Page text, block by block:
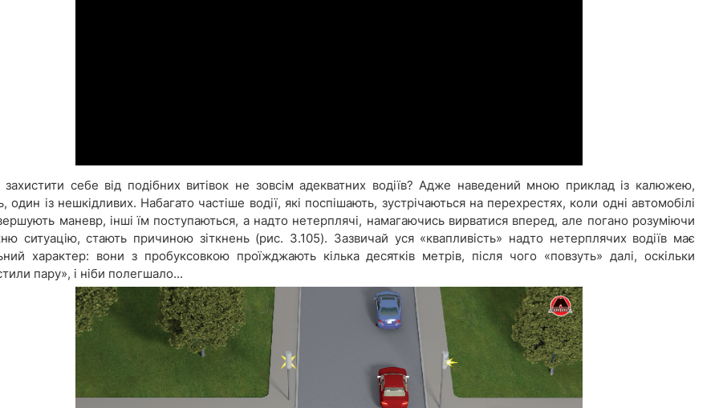
себе від подібних витівок не зовсім адекватних водіїв? Адже наведений мною приклад із калюжею,
один із нешкідливих. Набагато частіше водії, які поспішають, зустрічаються на перехрестях, коли одні автомобілі
маневр, інші їм поступаються, а надто нетерплячі, намагаючись вирватися вперед, але погано розуміючи
ситуацію, стають причиною зіткнень (рис. 3.105). Зазвичай уся «квапливість» надто нетерплячих водіїв має
характер: вони з пробуксовкою проїжджають кілька десятків метрів, після чого «повзуть» далі, оскільки
пару», і ніби полегшало...